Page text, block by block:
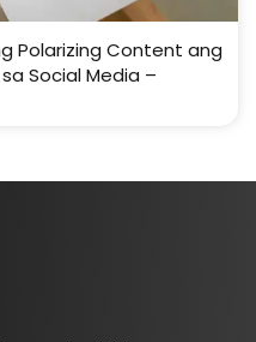
Polarizing Content ang
Social Media –